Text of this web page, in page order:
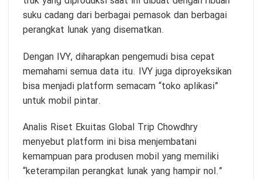
suku cadang dari berbagai pemasok dan berbagai
perangkat lunak yang disematkan.
Dengan IVY, diharapkan pengemudi bisa cepat
memahami semua data itu. IVY juga diproyeksikan
bisa menjadi platform semacam “toko aplikasi”
untuk mobil pintar.
Analis Riset Ekuitas Global Trip Chowdhry
menyebut platform ini bisa menjembatani
kemampuan para produsen mobil yang memiliki
“keterampilan perangkat lunak yang hampir nol.”